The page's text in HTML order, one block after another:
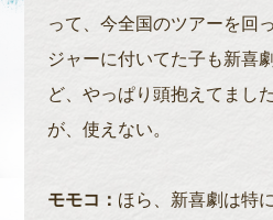
って、今全国のツアーを回
ジャーに付いてた子も新喜
ど、やっぱり頭抱えてまし
が、使えない。
モモコ： ほら、新喜劇は特